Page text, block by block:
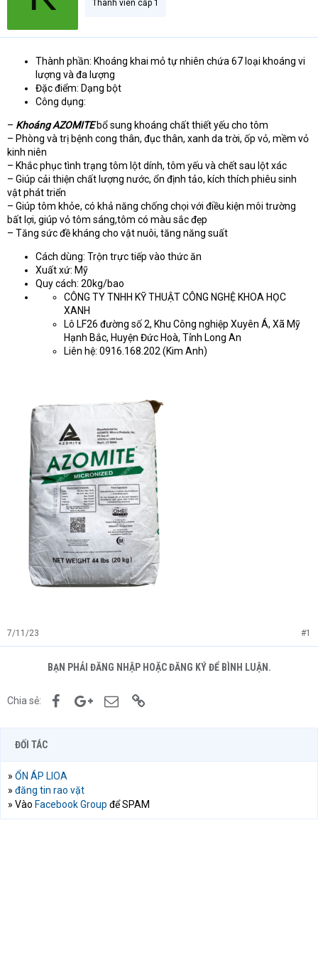
Thành viên cấp 1
Thành phần: Khoáng khai mỏ tự nhiên chứa 67 loại khoáng vi
lượng và đa lượng
Đặc điểm: Dạng bột
Công dụng:
– Khoáng AZOMITEbổ sung khoáng chất thiết yếu cho tôm
– Phòng và trị bệnh cong thân, đục thân, xanh da trời, ốp vỏ, mềm vỏ
kinh niên
– Khắc phục tình trạng tôm lột dính, tôm yếu và chết sau lột xác
– Giúp cải thiện chất lượng nước, ổn định tảo, kích thích phiêu sinh
vật phát triển
– Giúp tôm khỏe, có khả năng chống chọi với điều kiện môi trường
bất lợi, giúp vỏ tôm sáng,tôm có màu sắc đẹp
– Tăng sức đề kháng cho vật nuôi, tăng năng suất
Cách dùng: Trộn trực tiếp vào thức ăn
Xuất xứ: Mỹ
Quy cách: 20kg/bao
CÔNG TY TNHH KỸ THUẬT CÔNG NGHỆ KHOA HỌC
XANH
Lô LF26 đường số 2, Khu Công nghiệp Xuyên Á, Xã Mỹ
Hạnh Bắc, Huyện Đức Hoà, Tỉnh Long An
Liên hệ: 0916.168.202 (Kim Anh)
7/11/23 #1
BẠN PHẢI ĐĂNG NHẬP HOẶC ĐĂNG KÝ ĐỂ BÌNH LUẬN.
Chia sẻ: FacebookGoogle+Email
ĐỐI TÁC
» ỔN ÁP LIOA
» đăng tin rao vặt
» Vào Facebook Group để SPAM